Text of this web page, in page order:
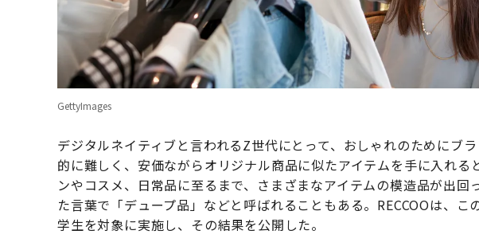
GettyImages
デジタルネイティブと言われるZ世代にとって、おしゃれのためにブ
的に難しく、安価ながらオリジナル商品に似たアイテムを手に入れる
ンやコスメ、日常品に至るまで、さまざまなアイテムの模造品が出
た言葉で「デュープ品」などと呼ばれることもある。RECCOOは、
学生を対象に実施し、その結果を公開した。